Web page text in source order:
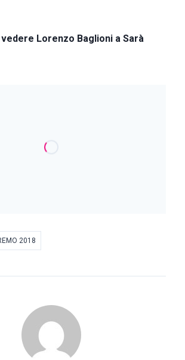
Lorenzo Baglioni a Sarà
2018